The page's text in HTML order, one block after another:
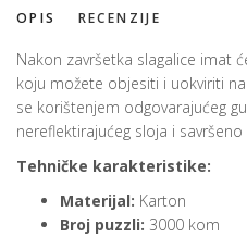
OPIS RECENZIJE
Nakon završetka slagalice imat
koju možete objesiti i uokviriti
se korištenjem odgovarajućeg
nereflektirajućeg sloja i
Tehničke karakteristike:
Materijal: Karton
Broj puzzli: 3000 kom